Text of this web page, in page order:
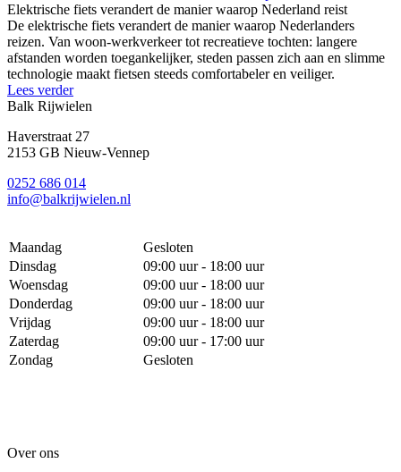
Elektrische fiets verandert de manier waarop Nederland reist
De elektrische fiets verandert de manier waarop Nederlanders
reizen. Van woon-werkverkeer tot recreatieve tochten: langere
afstanden worden toegankelijker, steden passen zich aan en slimme
technologie maakt fietsen steeds comfortabeler en veiliger.
Lees verder
Balk Rijwielen
Haverstraat 27
2153 GB Nieuw-Vennep
0252 686 014
info@balkrijwielen.nl
Maandag
Gesloten
Dinsdag
09:00 uur - 18:00 uur
Woensdag
09:00 uur - 18:00 uur
Donderdag
09:00 uur - 18:00 uur
Vrijdag
09:00 uur - 18:00 uur
Zaterdag
09:00 uur - 17:00 uur
Zondag
Gesloten
Over ons